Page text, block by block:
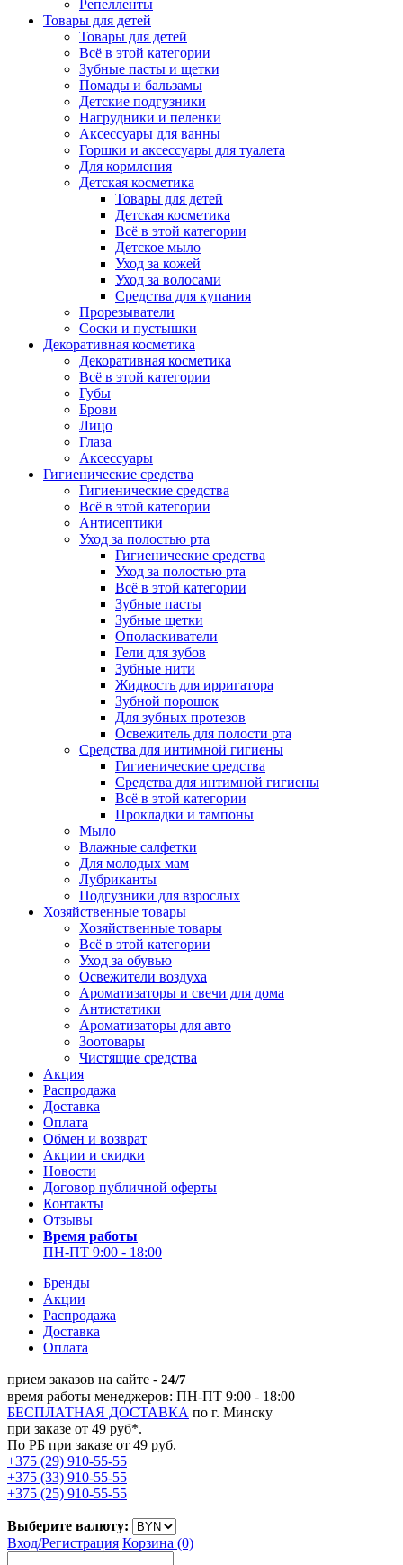
Репелленты
Товары для детей
Товары для детей
Всё в этой категории
Зубные пасты и щетки
Помады и бальзамы
Детские подгузники
Нагрудники и пеленки
Аксессуары для ванны
Горшки и аксессуары для туалета
Для кормления
Детская косметика
Товары для детей
Детская косметика
Всё в этой категории
Детское мыло
Уход за кожей
Уход за волосами
Средства для купания
Прорезыватели
Соски и пустышки
Декоративная косметика
Декоративная косметика
Всё в этой категории
Губы
Брови
Лицо
Глаза
Аксессуары
Гигиенические средства
Гигиенические средства
Всё в этой категории
Антисептики
Уход за полостью рта
Гигиенические средства
Уход за полостью рта
Всё в этой категории
Зубные пасты
Зубные щетки
Ополаскиватели
Гели для зубов
Зубные нити
Жидкость для ирригатора
Зубной порошок
Для зубных протезов
Освежитель для полости рта
Средства для интимной гигиены
Гигиенические средства
Средства для интимной гигиены
Всё в этой категории
Прокладки и тампоны
Мыло
Влажные салфетки
Для молодых мам
Лубриканты
Подгузники для взрослых
Хозяйственные товары
Хозяйственные товары
Всё в этой категории
Уход за обувью
Освежители воздуха
Ароматизаторы и свечи для дома
Антистатики
Ароматизаторы для авто
Зоотовары
Чистящие средства
Акция
Распродажа
Доставка
Оплата
Обмен и возврат
Акции и скидки
Новости
Договор публичной оферты
Контакты
Отзывы
Время работы
ПН-ПТ 9:00 - 18:00
Бренды
Акции
Распродажа
Доставка
Оплата
прием заказов на сайте - 24/7
время работы менеджеров: ПН-ПТ 9:00 - 18:00
БЕСПЛАТНАЯ ДОСТАВКА по г. Минску
при заказе от 49 руб*.
По РБ при заказе от 49 руб.
+375 (29) 910-55-55
+375 (33) 910-55-55
+375 (25) 910-55-55
Выберите валюту:
Вход/Регистрация Корзина (0)